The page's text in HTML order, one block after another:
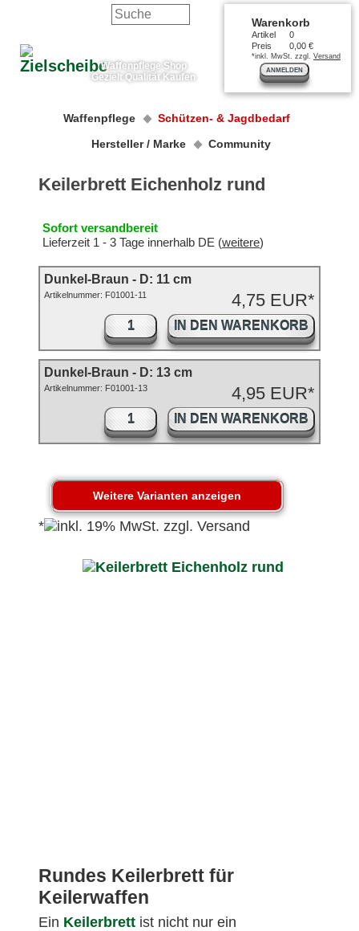
Waffenpflege Shop
Gezielt Qualität Kaufen
Warenkorb
Artikel
0
Preis
0,00 €
*inkl. MwSt. zzgl. Versand
ANMELDEN
Waffenpflege
Schützen- & Jagdbedarf
Hersteller / Marke
Community
Keilerbrett Eichenholz rund
Sofort versandbereit
Lieferzeit 1 - 3 Tage innerhalb DE (weitere)
Dunkel-Braun - D: 11 cm
4,75 EUR*
Artikelnummer: F01001-11
IN DEN WARENKORB
Dunkel-Braun - D: 13 cm
4,95 EUR*
Artikelnummer: F01001-13
IN DEN WARENKORB
*
Rundes Keilerbrett für
Keilerwaffen
Ein Keilerbrett ist nicht nur ein